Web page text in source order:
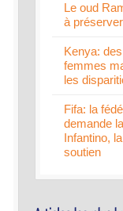
Le oud
à préserver
Kenya:
femmes
les
Fifa: la
demande
Infantino,
soutien